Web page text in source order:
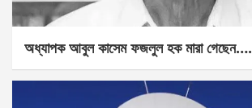
অধ্যাপক আবুল কাসেম ফজলুল হক মারা গেছেন….